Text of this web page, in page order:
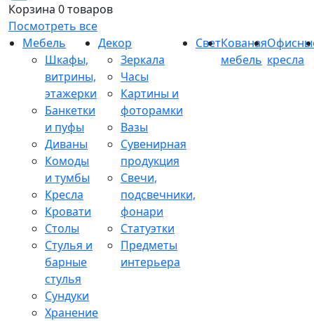
Корзина 0 товаров
Посмотреть все
Мебель
Шкафы,
витрины,
этажерки
Банкетки
и пуфы
Диваны
Комоды
и тумбы
Кресла
Кровати
Столы
Стулья и
барные
стулья
Сундуки
Хранение
Декор
Зеркала
Часы
Картины и
фоторамки
Вазы
Сувенирная
продукция
Свечи,
подсвечники,
фонари
Статуэтки
Предметы
интерьера
СветКованая
мебель кресла